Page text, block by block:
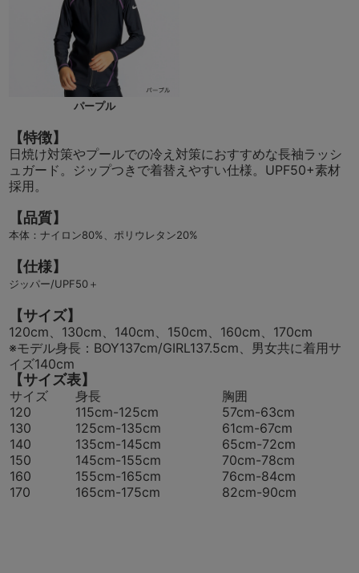
パープル
【特徴】
日焼け対策やプールでの冷え対策におすすめな長袖ラッシ
ュガード。ジップつきで着替えやすい仕様。UPF50+素材
採用。
【品質】
本体：ナイロン80%、ポリウレタン20%
【仕様】
ジッパー/UPF50＋
【サイズ】
120cm、130cm、140cm、150cm、160cm、170cm
※モデル身長：BOY137cm/GIRL137.5cm、男女共に着用サ
イズ140cm
【サイズ表】
サイズ 身長
胸囲
120
115cm-125cm
57cm-63cm
130
125cm-135cm
61cm-67cm
140
135cm-145cm
65cm-72cm
150
145cm-155cm
70cm-78cm
160
155cm-165cm
76cm-84cm
170
165cm-175cm 82cm-90cm